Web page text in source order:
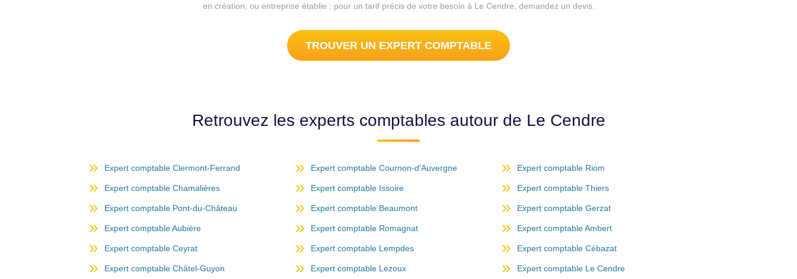
en création, ou entreprise établie : pour un tarif précis de votre besoin à Le Cendre, demandez un devis.
TROUVER UN EXPERT COMPTABLE
Retrouvez les experts comptables autour de Le Cendre
Expert comptable Clermont-Ferrand Expert comptable Cournon-d’Auvergne Expert comptable Riom
Expert comptable Chamalières Expert comptable Issoire Expert comptable Thiers
Expert comptable Pont-du-Château Expert comptable Beaumont Expert comptable Gerzat
Expert comptable Aubière Expert comptable Romagnat Expert comptable Ambert
Expert comptable Ceyrat Expert comptable Lempdes Expert comptable Cébazat
Expert comptable Châtel-Guyon Expert comptable Lezoux Expert comptable Le Cendre